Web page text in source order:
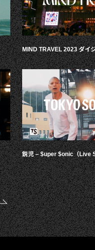
MIND TRAVEL 2023 ダイ
鋭児 – $uper $onic（Live